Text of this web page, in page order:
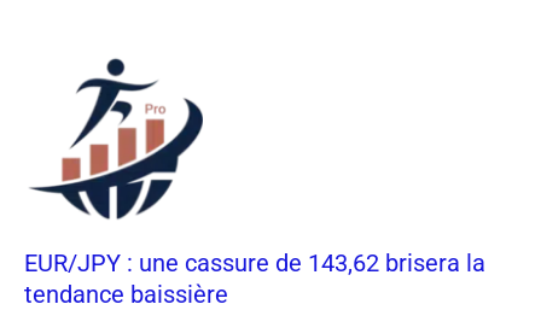
EUR/JPY : une cassure de 143,62 brisera la
tendance baissière